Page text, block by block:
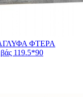
ΦΤΕΡΑ
119.5*90